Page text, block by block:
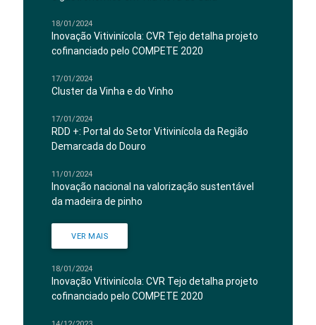
18/01/2024
Inovação Vitivinícola: CVR Tejo detalha projeto
cofinanciado pelo COMPETE 2020
17/01/2024
Cluster da Vinha e do Vinho
17/01/2024
RDD +: Portal do Setor Vitivinícola da Região
Demarcada do Douro
11/01/2024
Inovação nacional na valorização sustentável
da madeira de pinho
VER MAIS
18/01/2024
Inovação Vitivinícola: CVR Tejo detalha projeto
cofinanciado pelo COMPETE 2020